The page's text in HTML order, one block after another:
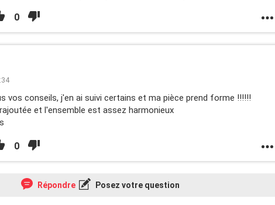
0
vos conseils, j'en ai suivi certains et ma pièce prend forme !!!!!!
et l'ensemble est assez harmonieux
0
Répondre Posez votre question